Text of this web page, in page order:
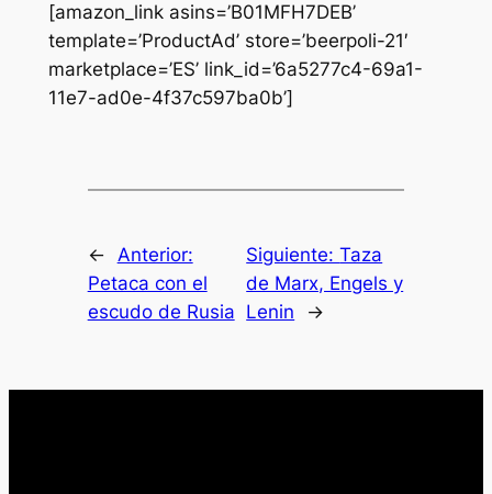
[amazon_link asins=’B01MFH7DEB’
template=’ProductAd’ store=’beerpoli-21′
marketplace=’ES’ link_id=’6a5277c4-69a1-
11e7-ad0e-4f37c597ba0b’]
← Anterior:
Petaca con el
escudo de Rusia
Siguiente:Taza
de Marx, Engels y
Lenin
→